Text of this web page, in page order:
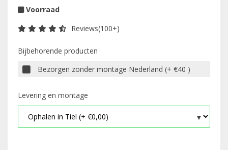
Voorraad
Reviews(100+)
Bijbehorende producten
Bezorgen zonder montage Nederland (+ €40 )
Levering en montage